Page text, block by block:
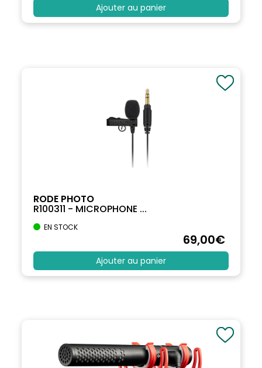
Ajouter au panier
RODE PHOTO
R100311 - MICROPHONE ...
EN STOCK
69,00€
Ajouter au panier